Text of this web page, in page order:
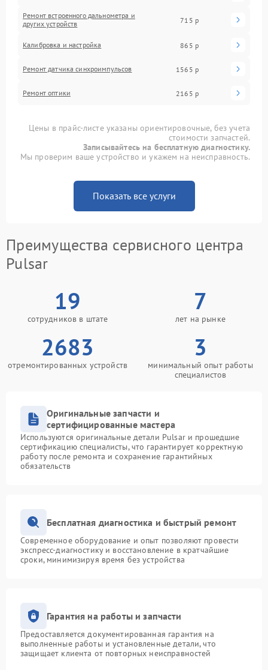
Ремонт встроенного дальнометра и
других устройств
715 р
Калибровка и настройка 865 р
Ремонт датчика синхроимпульсов 1565 р
Ремонт оптики 2165 р
Цены в прайс-листе указаны ориентировочные, без учета
стоимости запчастей.
Записывайтесь на бесплатную диагностику.
Мы проверим ваше устройство и укажем на неисправность.
Показать все услуги
Преимущества сервисного центра
Pulsar
19
сотрудников в штате
7
лет на рынке
2683
отремонтированных устройств
3
минимальный опыт работы
специалистов
Оригинальные запчасти и
сертифицированные мастера
Используются оригинальные детали Pulsar и прошедшие
сертификацию специалисты, что гарантирует корректную
работу после ремонта и сохранение гарантийных
обязательств
Бесплатная диагностика и быстрый ремонт
Современное оборудование и опыт позволяют провести
экспресс-диагностику и восстановление в кратчайшие
сроки, минимизируя время без устройства
Гарантия на работы и запчасти
Предоставляется документированная гарантия на
выполненные работы и установленные детали, что
защищает клиента от повторных неисправностей